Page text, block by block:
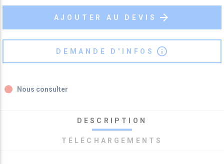
AJOUTER AU DEVIS arrow_forward
DEMANDE D'INFOS info_outline
fiber_manual_record Nous consulter
DESCRIPTION
TÉLÉCHARGEMENTS